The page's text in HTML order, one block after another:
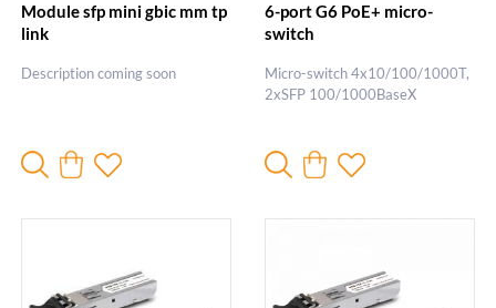
Module sfp mini gbic mm tp
link
Description coming soon
6-port G6 PoE+ micro-
switch
Micro-switch 4x10/100/1000T,
2xSFP 100/1000BaseX